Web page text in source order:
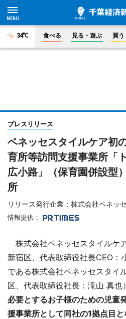
34°C 食べる 見る・遊ぶ 買う
プレスリリース
ベネッセスタイルケア初
育所等訪問支援事業所
広小路」（保育園併設型
所
リリース発行企業：株式会社ベネッ
情報提供：
株式会社ベネッセスタイルケ
新宿区、代表取締役社長CEO：
である株式会社ベネッセスタイ
区、代表取締役社長：滝山 真也
必要とするお子様のための児童
援事業所として同社の1拠点目